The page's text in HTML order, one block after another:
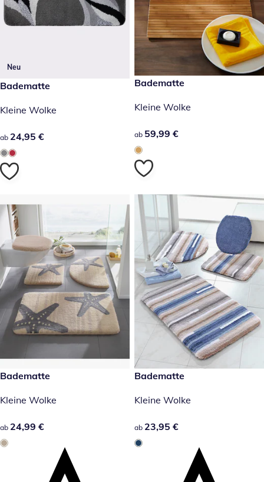
Neu
24,95 €
Badematte
Kleine Wolke
24,95 €
ab 24,95 €
59,99 €
Badematte
Kleine Wolke
59,99 €
ab 59,99 €
24,99 €
Badematte
Kleine Wolke
24,99 €
ab 24,99 €
23,95 €
Badematte
Kleine Wolke
23,95 €
ab 23,95 €